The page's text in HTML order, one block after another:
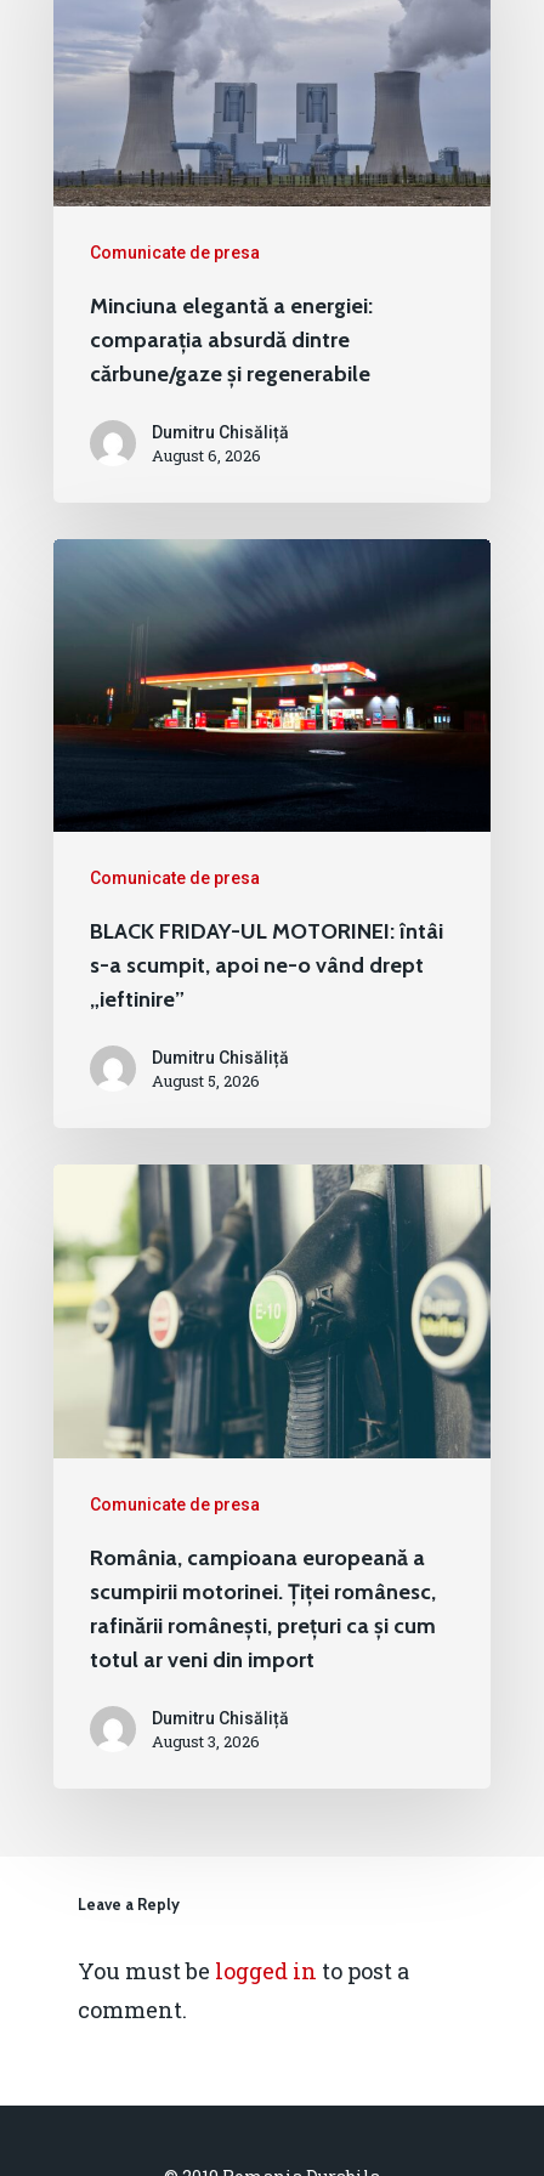
Comunicate de presa
Minciuna elegantă a energiei:
comparația absurdă dintre
cărbune/gaze și regenerabile
Dumitru Chisăliță
August 6, 2026
Comunicate de presa
BLACK FRIDAY-UL MOTORINEI: întâi
s-a scumpit, apoi ne-o vând drept
„ieftinire”
Dumitru Chisăliță
August 5, 2026
Comunicate de presa
România, campioana europeană a
scumpirii motorinei. Țiței românesc,
rafinării românești, prețuri ca și cum
totul ar veni din import
Dumitru Chisăliță
August 3, 2026
Leave a Reply
You must be logged in to post a
comment.